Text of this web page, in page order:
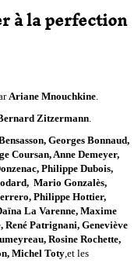
à la perfection
Ariane Mnouchkine.
Zitzermann.
Georges Bonnaud,
Coursan, Anne Demeyer,
Philippe Dubois,
Mario Gonzalès,
Philippe Hottier,
La Varenne, Maxime
René Patrignani, Geneviève
Rosine Rochette,
Michel Toty,et les